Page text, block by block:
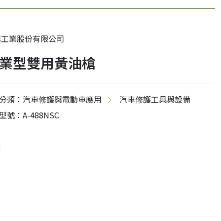
業股份有限公司
型雙用黃油槍
類：汽車修護與電動車應用
汽車修護工具與設備
號：A-488NSC